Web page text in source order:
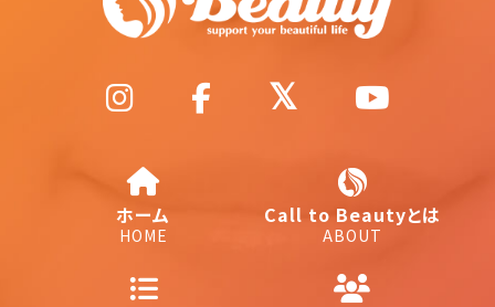
ホーム
HOME
Call to Beautyとは
ABOUT